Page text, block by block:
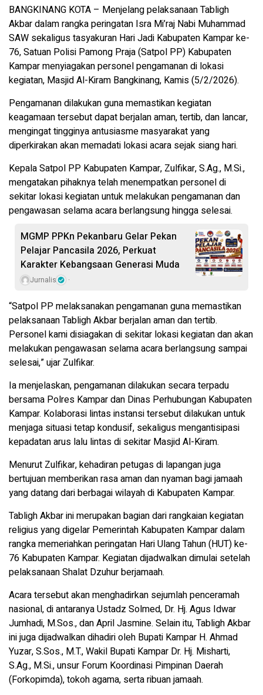
BANGKINANG KOTA – Menjelang pelaksanaan Tabligh
Akbar dalam rangka peringatan Isra Mi’raj Nabi Muhammad
SAW sekaligus tasyakuran Hari Jadi Kabupaten Kampar ke-
76, Satuan Polisi Pamong Praja (Satpol PP) Kabupaten
Kampar menyiagakan personel pengamanan di lokasi
kegiatan, Masjid Al-Kiram Bangkinang, Kamis (5/2/2026).
Pengamanan dilakukan guna memastikan kegiatan
keagamaan tersebut dapat berjalan aman, tertib, dan lancar,
mengingat tingginya antusiasme masyarakat yang
diperkirakan akan memadati lokasi acara sejak siang hari.
Kepala Satpol PP Kabupaten Kampar, Zulfikar, S.Ag., M.Si.,
mengatakan pihaknya telah menempatkan personel di
sekitar lokasi kegiatan untuk melakukan pengamanan dan
pengawasan selama acara berlangsung hingga selesai.
MGMP PPKn Pekanbaru Gelar Pekan
Pelajar Pancasila 2026, Perkuat
Karakter Kebangsaan Generasi Muda
Jurnalis
“Satpol PP melaksanakan pengamanan guna memastikan
pelaksanaan Tabligh Akbar berjalan aman dan tertib.
Personel kami disiagakan di sekitar lokasi kegiatan dan akan
melakukan pengawasan selama acara berlangsung sampai
selesai,” ujar Zulfikar.
Ia menjelaskan, pengamanan dilakukan secara terpadu
bersama Polres Kampar dan Dinas Perhubungan Kabupaten
Kampar. Kolaborasi lintas instansi tersebut dilakukan untuk
menjaga situasi tetap kondusif, sekaligus mengantisipasi
kepadatan arus lalu lintas di sekitar Masjid Al-Kiram.
Menurut Zulfikar, kehadiran petugas di lapangan juga
bertujuan memberikan rasa aman dan nyaman bagi jamaah
yang datang dari berbagai wilayah di Kabupaten Kampar.
Tabligh Akbar ini merupakan bagian dari rangkaian kegiatan
religius yang digelar Pemerintah Kabupaten Kampar dalam
rangka memeriahkan peringatan Hari Ulang Tahun (HUT) ke-
76 Kabupaten Kampar. Kegiatan dijadwalkan dimulai setelah
pelaksanaan Shalat Dzuhur berjamaah.
Acara tersebut akan menghadirkan sejumlah penceramah
nasional, di antaranya Ustadz Solmed, Dr. Hj. Agus Idwar
Jumhadi, M.Sos., dan April Jasmine. Selain itu, Tabligh Akbar
ini juga dijadwalkan dihadiri oleh Bupati Kampar H. Ahmad
Yuzar, S.Sos., M.T., Wakil Bupati Kampar Dr. Hj. Misharti,
S.Ag., M.Si., unsur Forum Koordinasi Pimpinan Daerah
(Forkopimda), tokoh agama, serta ribuan jamaah.